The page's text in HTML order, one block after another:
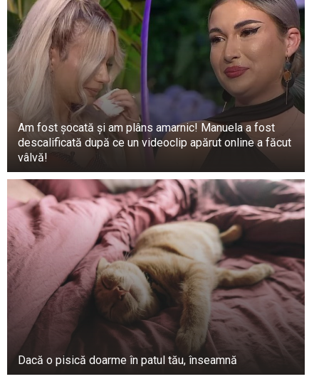
scape de toxine.
Ouăle sunt potrivite și pentru persoanele cu
probleme de vedere.
Ouăle sunt, de asemenea, nutritive, așa că te
ajută să îți controlezi pofta de mâncare.
Am fost șocată și am plâns amarnic! Manuela a fost
descalificată după ce un videoclip apărut online a făcut
vâlvă!
Dacă o pisică doarme în patul tău, înseamnă